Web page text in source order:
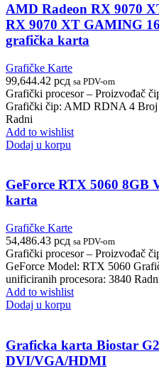
AMD Radeon RX 9070
RX 9070 XT GAMING
grafička karta
Grafičke Karte
99,644.42 рсд sa PDV-om
Grafički procesor – Proizvođač
Grafički čip: AMD RDNA 4 Broj
Radni
Add to wishlist
Dodaj u korpu
GeForce RTX 5060 8GB
karta
Grafičke Karte
54,486.43 рсд sa PDV-om
Grafički procesor – Proizvođač
GeForce Model: RTX 5060
unificiranih procesora: 3840
Add to wishlist
Dodaj u korpu
Graficka karta Biostar
DVI/VGA/HDMI